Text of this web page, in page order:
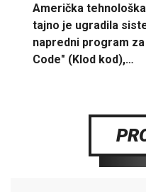
Američka
tajno je ugradila
napredni program
Code" (Klod kod),…